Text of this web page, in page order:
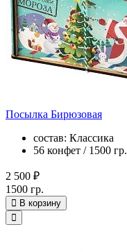
Посылка Бирюзовая
состав: Классика
56 конфет / 1500 гр.
2 500 ₽
1500 гр.
В корзину